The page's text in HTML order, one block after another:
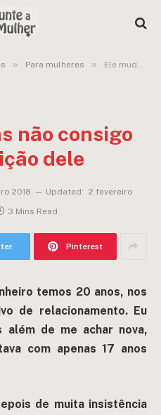
» Para mulheres » Ele mudou, mas não consigo esquecer a traição dele
não consigo
dele
2018 Updated: 2 fevereiro
3 Mins Read
Pinterest
temos 20 anos, nos
de relacionamento. Eu
além de me achar nova,
com apenas 17 anos
de muita insistência